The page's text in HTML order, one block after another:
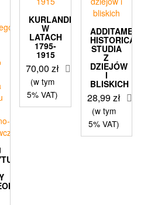
KURLANDIA
W
LATACH
1795-
1915
70,00zł
(w tym
5% VAT)
ADDITAMENTA
HISTORICA.
STUDIA
Z
DZIEJÓW
I
BLISKICH
28,99zł
(w tym
5% VAT)